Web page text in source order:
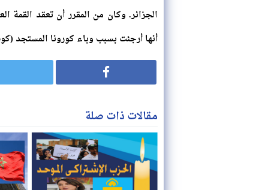
الجزائر. وكان من المقرر أن تعقد القمة
أنها أرجئت بسبب وباء كورونا المستجد (كوفيد-19) مثل نسختي
مقالات ذات صلة